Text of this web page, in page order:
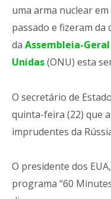
uma arma nuclear
passado e fizeram da
da Assembleia-Geral
Unidas(ONU) esta
O secretário de
quinta-feira (22) que
imprudentes da
O presidente dos
programa “60